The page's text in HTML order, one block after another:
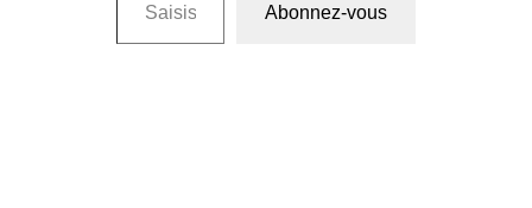
Abonnez-vous